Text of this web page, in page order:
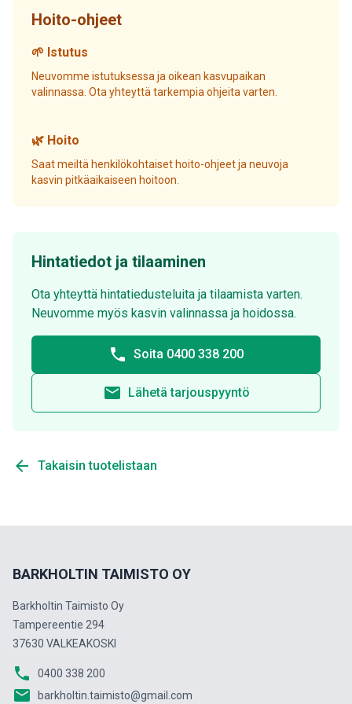
Hoito-ohjeet
🌱 Istutus
Neuvomme istutuksessa ja oikean kasvupaikan
valinnassa. Ota yhteyttä tarkempia ohjeita varten.
🌿 Hoito
Saat meiltä henkilökohtaiset hoito-ohjeet ja neuvoja
kasvin pitkäaikaiseen hoitoon.
Hintatiedot ja tilaaminen
Ota yhteyttä hintatiedusteluita ja tilaamista varten.
Neuvomme myös kasvin valinnassa ja hoidossa.
phone Soita 0400 338 200
email Lähetä tarjouspyyntö
arrow_back Takaisin tuotelistaan
BARKHOLTIN TAIMISTO OY
Barkholtin Taimisto Oy
Tampereentie 294
37630 VALKEAKOSKI
phone 0400 338 200
email barkholtin.taimisto@gmail.com